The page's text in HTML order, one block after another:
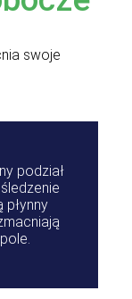
swoje
podział